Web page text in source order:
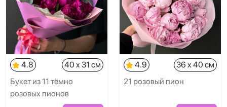
4.8
40 x 31 см
Букет из 11 тёмно
розовых пионов
4.9
36 x 40 см
21 розовый пион